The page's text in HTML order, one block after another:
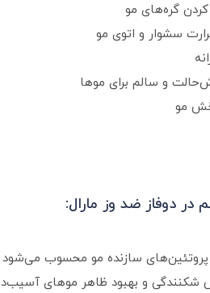
گره‌های مو
سشوار و اتوی مو
و سالم برای موها
مو
دوفاز ضد وز مارال:
پروتئین‌های سازنده مو محسوب
شکنندگی و بهبود ظاهر موهای